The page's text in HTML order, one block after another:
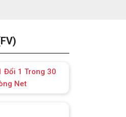
Đổi 1 Trong 30
Net